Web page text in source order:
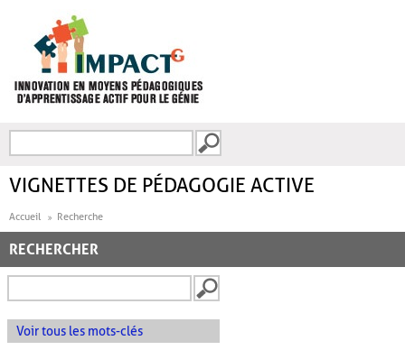
FORMULAIRE DE
VIGNETTES DE PÉDAGOGIE ACTIVE
Accueil Recherche
RECHERCHER
Voir tous les mots-clés